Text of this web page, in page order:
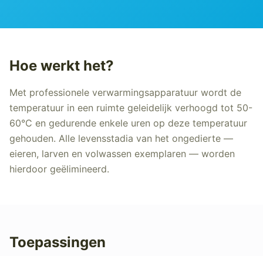
Hoe werkt het?
Met professionele verwarmingsapparatuur wordt de
temperatuur in een ruimte geleidelijk verhoogd tot 50-
60°C en gedurende enkele uren op deze temperatuur
gehouden. Alle levensstadia van het ongedierte —
eieren, larven en volwassen exemplaren — worden
hierdoor geëlimineerd.
Toepassingen